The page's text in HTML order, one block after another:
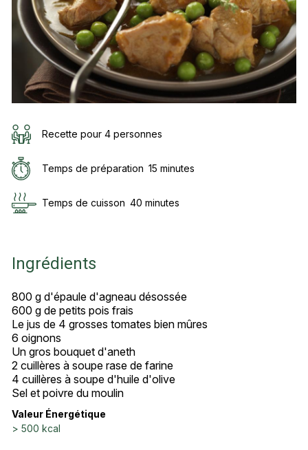
Recette pour 4 personnes
Temps de préparation 15 minutes
Temps de cuisson 40 minutes
Ingrédients
800 g d'épaule d'agneau désossée
600 g de petits pois frais
Le jus de 4 grosses tomates bien mûres
6 oignons
Un gros bouquet d'aneth
2 cuillères à soupe rase de farine
4 cuillères à soupe d'huile d'olive
Sel et poivre du moulin
Valeur Énergétique
> 500 kcal